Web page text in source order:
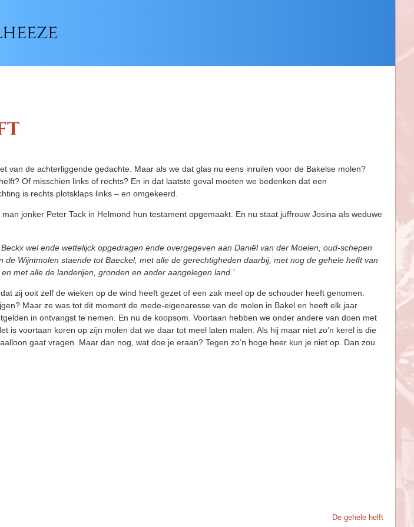
van de achterliggende gedachte. Maar als we dat glas nu eens inruilen voor de Bakelse molen?
Of misschien links of rechts? En in dat laatste geval moeten we bedenken dat een
is rechts plotsklaps links – en omgekeerd.
jonker Peter Tack in Helmond hun testament opgemaakt. En nu staat juffrouw Josina als weduwe
wel ende wettelijck opgedragen ende overgegeven aan Daniël van der Moelen, oud-schepen
de Wijntmolen staende tot Baeckel, met alle de gerechtigheden daarbij, met nog de gehele helft van
met alle de landerijen, gronden en ander aangelegen land.’
zij ooit zelf de wieken op de wind heeft gezet of een zak meel op de schouder heeft genomen.
Maar ze was tot dit moment de mede-eigenaresse van de molen in Bakel en heeft elk jaar
in ontvangst te nemen. En nu de koopsom. Voortaan hebben we onder andere van doen met
is voortaan koren op zíjn molen dat we daar tot meel laten malen. Als hij maar niet zo’n kerel is die
gaat vragen. Maar dan nog, wat doe je eraan? Tegen zo’n hoge heer kun je niet op. Dan zou
De gehele helft